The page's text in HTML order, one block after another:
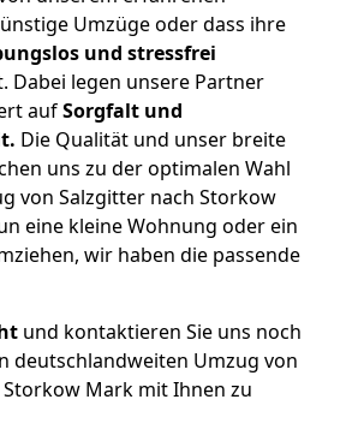
Umzüge oder dass ihre
und stressfrei
Dabei legen unsere Partner
aufSorgfalt und
Die Qualität und unser breite
uns zu der optimalen Wahl
von Salzgitter nach Storkow
eine kleine Wohnung oder ein
wir haben die passende
und kontaktieren Sie uns noch
deutschlandweiten Umzug von
Mark mit Ihnen zu